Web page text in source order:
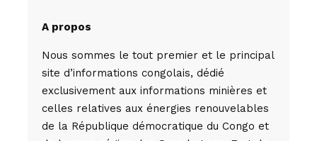
A propos
Nous sommes le tout premier et le principal
site d’informations congolais, dédié
exclusivement aux informations minières et
celles relatives aux énergies renouvelables
de la République démocratique du Congo et